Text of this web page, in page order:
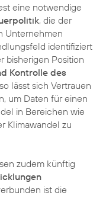
eine notwendige
, die der
Unternehmen
identifiziert
bisherigen Position
Kontrolle des
lässt sich Vertrauen
um Daten für einen
in Bereichen wie
Klimawandel zu
zudem künftig
ist die